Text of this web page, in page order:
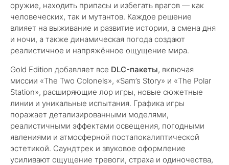
оружие, находить припасы и избегать врагов — как
человеческих, так и мутантов. Каждое решение
влияет на выживание и развитие истории, а смена дня
и ночи, а также динамическая погода создают
реалистичное и напряжённое ощущение мира.
Gold Edition добавляет все DLC-пакеты, включая
миссии «The Two Colonels», «Sam’s Story» и «The Polar
Station», расширяющие лор игры, новые сюжетные
линии и уникальные испытания. Графика игры
поражает детализированными моделями,
реалистичными эффектами освещения, погодными
явлениями и атмосферной постапокалиптической
эстетикой. Саундтрек и звуковое оформление
усиливают ощущение тревоги, страха и одиночества,